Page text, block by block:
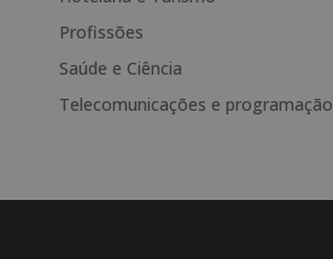
i
v
e
Profissões
Saúde e Ciência
Telecomunicações e programação